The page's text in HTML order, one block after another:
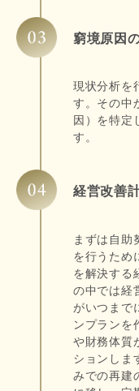
窮境原因
現状分析を
す。その中
因）を特定
す。
経営改善
まずは自助
を行うため
を解決する
の中では経
がいつまで
ンプランを
や財務体質
ションしま
みでの再建